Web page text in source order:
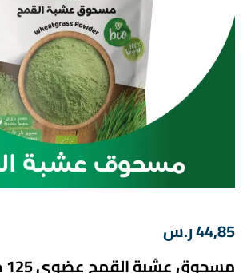
44,85ر.س
مسحوق عشبة القمح عضوي 125 جرام
انشاء حساب